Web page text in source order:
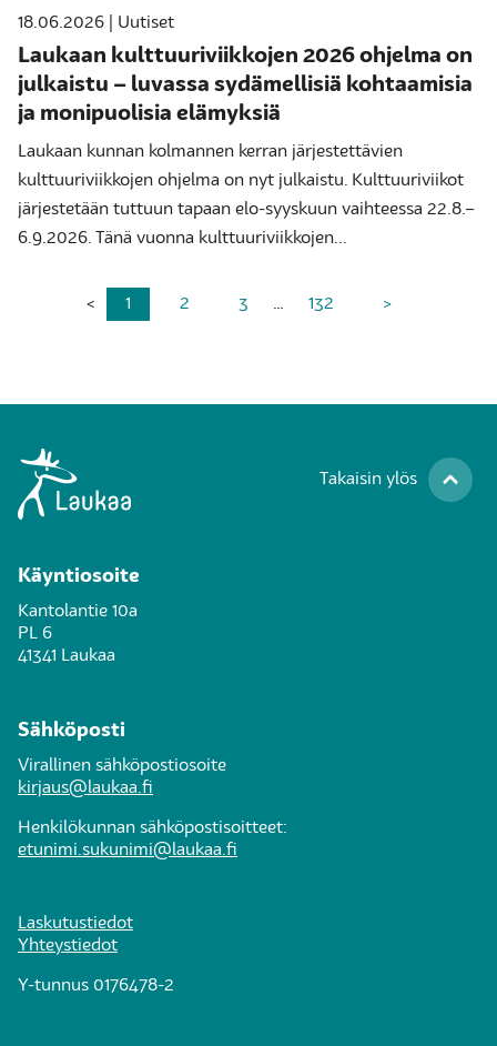
18.06.2026 | Uutiset
Laukaan kulttuuriviikkojen 2026 ohjelma on
julkaistu – luvassa sydämellisiä kohtaamisia
ja monipuolisia elämyksiä
Laukaan kunnan kolmannen kerran järjestettävien
kulttuuriviikkojen ohjelma on nyt julkaistu. Kulttuuriviikot
järjestetään tuttuun tapaan elo-syyskuun vaihteessa 22.8.–
6.9.2026. Tänä vuonna kulttuuriviikkojen...
< 1 2 3 … 132 >
Takaisin ylös
Käyntiosoite
Kantolantie 10a
PL 6
41341 Laukaa
Sähköposti
Virallinen sähköpostiosoite
kirjaus@laukaa.fi
Henkilökunnan sähköpostisoitteet:
etunimi.sukunimi@laukaa.fi
Laskutustiedot
Yhteystiedot
Y-tunnus 0176478-2